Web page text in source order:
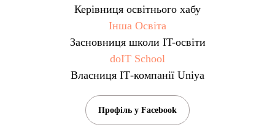
Керівниця освітнього хабу
Інша Освіта
Засновниця школи IT-освіти
doIT School
Власниця ІТ-компанії Uniya
Профіль у Facebook